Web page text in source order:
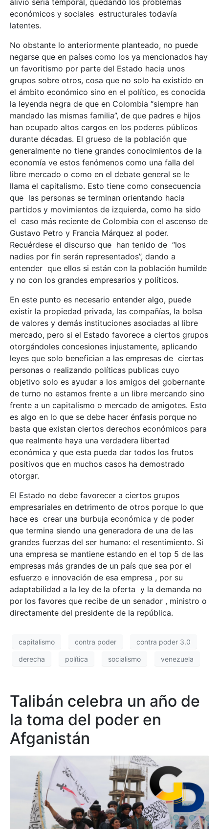
alivio sería temporal, quedando los problemas
económicos y sociales estructurales todavía
latentes.
No obstante lo anteriormente planteado, no puede
negarse que en países como los ya mencionados hay
un favoritismo por parte del Estado hacia unos
grupos sobre otros, cosa que no solo ha existido en
el ámbito económico sino en el político, es conocida
la leyenda negra de que en Colombia “siempre han
mandado las mismas familia”, de que padres e hijos
han ocupado altos cargos en los poderes públicos
durante décadas. El grueso de la población que
generalmente no tiene grandes conocimientos de la
economía ve estos fenómenos como una falla del
libre mercado o como en el debate general se le
llama el capitalismo. Esto tiene como consecuencia
que las personas se terminan orientando hacia
partidos y movimientos de izquierda, como ha sido
el caso más reciente de Colombia con el ascenso de
Gustavo Petro y Francia Márquez al poder.
Recuérdese el discurso que han tenido de “los
nadies por fin serán representados”, dando a
entender que ellos si están con la población humilde
y no con los grandes empresarios y políticos.
En este punto es necesario entender algo, puede
existir la propiedad privada, las compañías, la bolsa
de valores y demás instituciones asociadas al libre
mercado, pero si el Estado favorece a ciertos grupos
otorgándoles concesiones injustamente, aplicando
leyes que solo benefician a las empresas de ciertas
personas o realizando políticas publicas cuyo
objetivo solo es ayudar a los amigos del gobernante
de turno no estamos frente a un libre mercando sino
frente a un capitalismo o mercado de amigotes. Esto
es algo en lo que se debe hacer énfasis porque no
basta que existan ciertos derechos económicos para
que realmente haya una verdadera libertad
económica y que esta pueda dar todos los frutos
positivos que en muchos casos ha demostrado
otorgar.
El Estado no debe favorecer a ciertos grupos
empresariales en detrimento de otros porque lo que
hace es crear una burbuja económica y de poder
que termina siendo una generadora de una de las
grandes fuerzas del ser humano: el resentimiento. Si
una empresa se mantiene estando en el top 5 de las
empresas más grandes de un país que sea por el
esfuerzo e innovación de esa empresa , por su
adaptabilidad a la ley de la oferta y la demanda no
por los favores que recibe de un senador , ministro o
directamente del presidente de la república.
capitalismo contra poder contra poder 3.0
derecha política socialismo venezuela
Talibán celebra un año de
la toma del poder en
Afganistán